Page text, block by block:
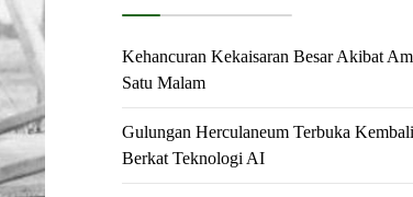
Kehancuran Kekaisaran Besar Akibat
Satu Malam
Gulungan Herculaneum Terbuka Kembali
Berkat Teknologi AI